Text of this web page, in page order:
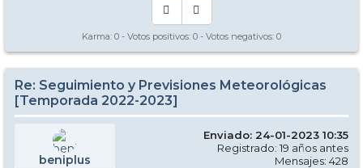
Karma: 0 - Votos positivos: 0 - Votos negativos: 0
Re: Seguimiento y Previsiones Meteorológicas
[Temporada 2022-2023]
beniplus
Enviado: 24-01-2023 10:35
Registrado: 19 años antes
Mensajes: 428